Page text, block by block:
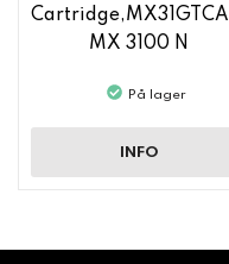
MX 3100 N
På lager
INFO